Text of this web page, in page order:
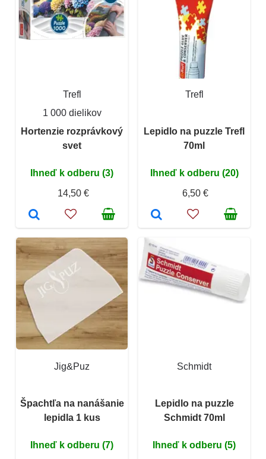
Trefl
1 000 dielikov
Hortenzie rozprávkový
svet
Ihneď k odberu (3)
14,50 €
Trefl
Lepidlo na puzzle Trefl
70ml
Ihneď k odberu (20)
6,50 €
Jig&Puz
Špachtľa na nanášanie
lepidla 1 kus
Ihneď k odberu (7)
Schmidt
Lepidlo na puzzle
Schmidt 70ml
Ihneď k odberu (5)